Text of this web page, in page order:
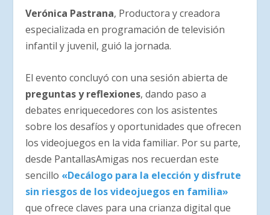
Verónica Pastrana, Productora y creadora
especializada en programación de televisión
infantil y juvenil, guió la jornada.
El evento concluyó con una sesión abierta de
preguntas y reflexiones, dando paso a
debates enriquecedores con los asistentes
sobre los desafíos y oportunidades que ofrecen
los videojuegos en la vida familiar. Por su parte,
desde PantallasAmigas nos recuerdan este
sencillo «Decálogo para la elección y disfrute
sin riesgos de los videojuegos en familia»
que ofrece claves para una crianza digital que